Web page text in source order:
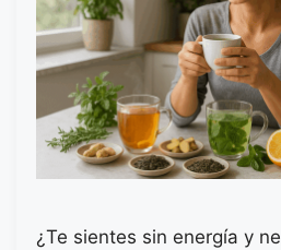
¿Te sientes sin energía y